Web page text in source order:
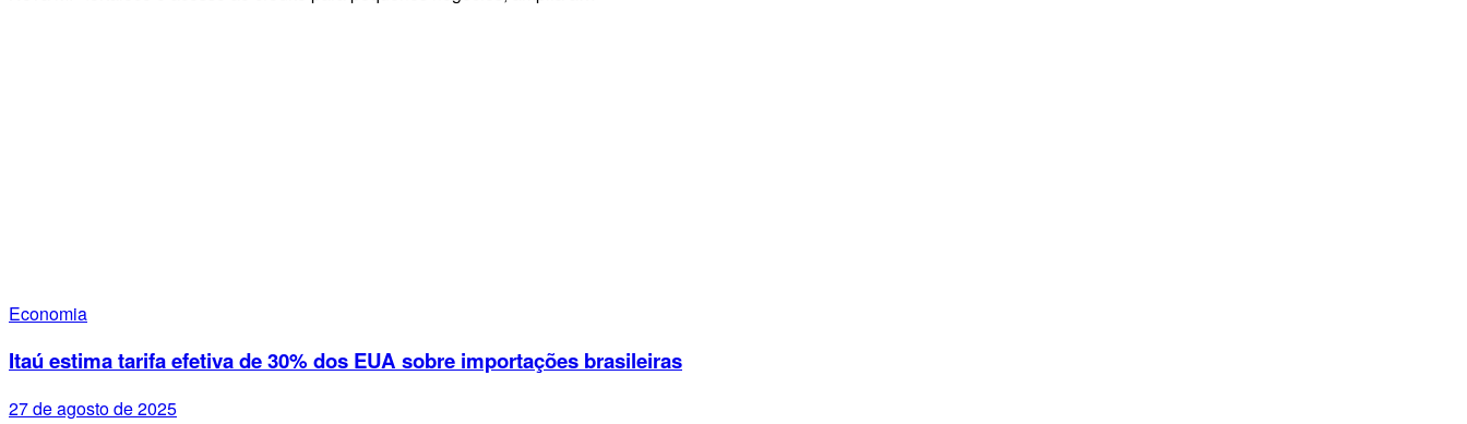
Economia
Itaú estima tarifa efetiva de 30% dos EUA sobre importações brasileiras
27 de agosto de 2025